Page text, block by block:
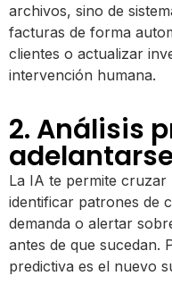
archivos, sino de
facturas de forma
clientes o actualizar
intervención humana.
2. Análisis
La IA te permite cruzar
identificar patrones de
demanda o alertar
antes de que sucedan.
predictiva es el nuevo